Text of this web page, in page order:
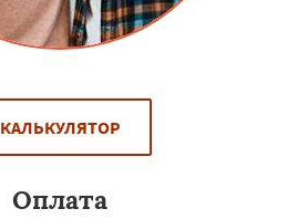
КАЛЬКУЛЯТОР
Оплата